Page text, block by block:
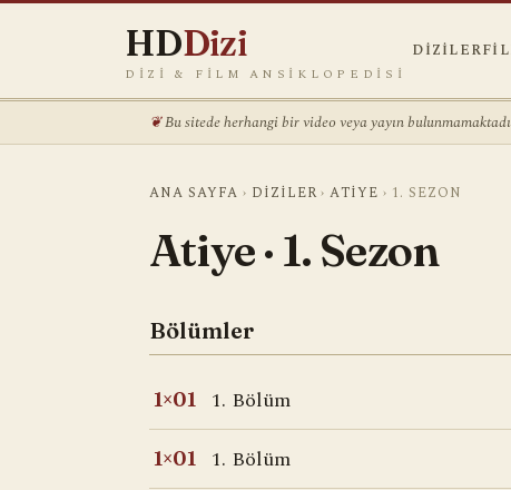
HDDizi
DIZI & FILM ANSIKLOPEDISI
DIZILER
Bu sitede herhangi bir video veya yayın
ANA SAYFA › DIZILER ›ATIYE › 1. SEZON
Atiye · 1. Sezon
Bölümler
1×01 1. Bölüm
1×01 1. Bölüm